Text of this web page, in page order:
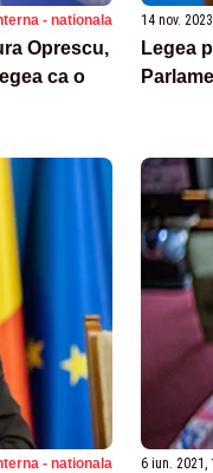
- nationala
Oprescu,
ca o
14 nov.
Legea
- nationala 6 iun. 2021,